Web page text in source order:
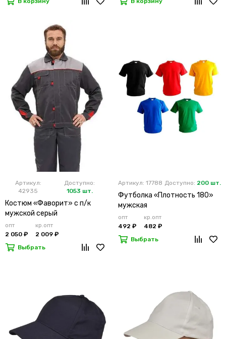
Артикул:
42935
Доступно:
1053 шт.
Костюм «Фаворит» с п/к
мужской серый
опт
2 050 ₽
кр.опт
2 009 ₽
Выбрать
Артикул: 17788 Доступно: 200 шт.
Футболка «Плотность 180»
мужская
опт
492 ₽
кр.опт
482 ₽
Выбрать